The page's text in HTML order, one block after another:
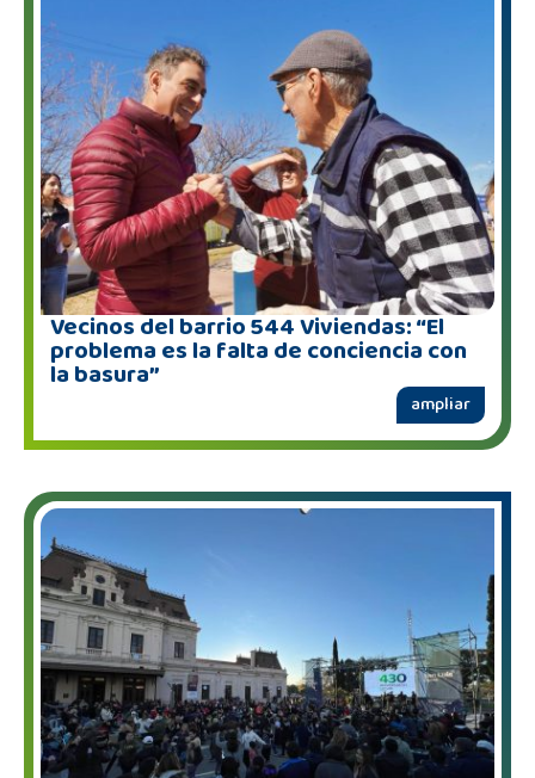
Vecinos del barrio 544 Viviendas: “El
problema es la falta de conciencia con
la basura”
ampliar